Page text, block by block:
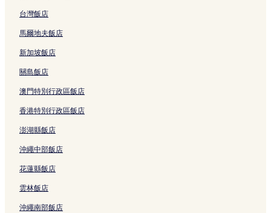
台灣飯店
馬爾地夫飯店
新加坡飯店
關島飯店
澳門特別行政區飯店
香港特別行政區飯店
澎湖縣飯店
沖繩中部飯店
花蓮縣飯店
雲林飯店
沖繩南部飯店